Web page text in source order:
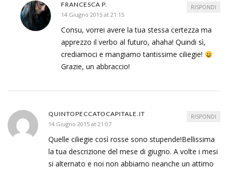
FRANCESCA P.
14 Giugno 2015 at 21:15
Consu, vorrei avere la tua stessa certezza ma
apprezzo il verbo al futuro, ahaha! Quindi sì,
crediamoci e mangiamo tantissime ciliegie!
Grazie, un abbraccio!
RISPONDI
QUINTOPECCATOCAPITALE.IT
14 Giugno 2015 at 21:07
Quelle ciliegie così rosse sono stupende!Bellissima
la tua descrizione del mese di giugno. A volte i mesi
si alternato e noi non abbiamo neanche un attimo
RISPONDI